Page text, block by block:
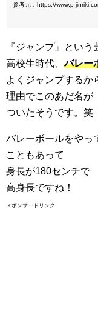
参考元：https://www.p-
『ジャンプ』という
高校生時代、バレー
よくジャンプするか
理由でこのあだ名が
ついたそうです。笑
バレーボールをやっ
こともあって
身長が180センチで
高身長ですね！
スポンサードリンク